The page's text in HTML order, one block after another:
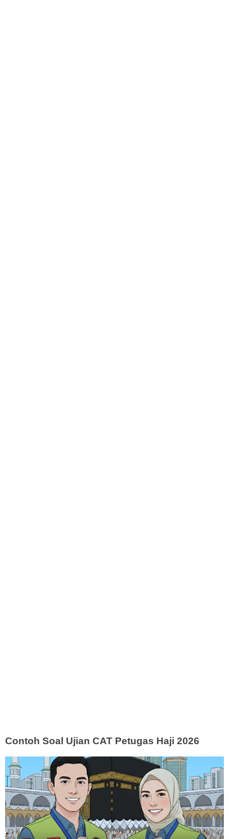
Contoh Soal Ujian CAT Petugas Haji 2026